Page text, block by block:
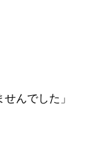
んでした」